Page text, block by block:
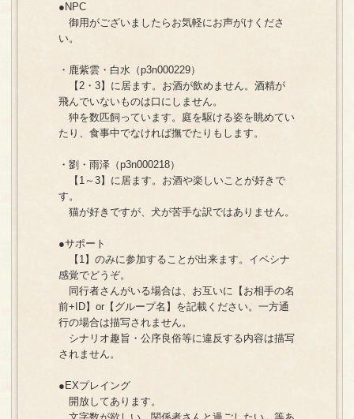
●NPC
御用がございましたらお気軽にお声がけくださ
い。
・鹿紫雲・白水（p3n000229）
【2・3】に居ます。お酒が飲めません。酒精が
飛んでいないものは口にしません。
狆を数匹飼っています。庭を駆ける姿を眺めてい
たり、食事中でなければ撫でたりもします。
・劉・雨泽（p3n000218）
【1～3】に居ます。お酒や楽しいことが好きで
す。
猫が好きですが、犬が苦手な訳ではありません。
●サポート
【1】のみに参加することが出来ます。イベシナ
感覚でどうぞ。
同行者さんがいる場合は、お互いに【お相手の名
前+ID】or【グループ名】を記載ください。一方通
行の場合は描写されません。
シナリオ趣旨・公序良俗等に違反する内容は描写
されません。
●EXプレイング
開放してあります。